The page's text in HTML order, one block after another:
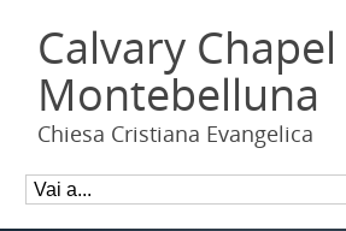
Calvary Chapel
Montebelluna
Chiesa Cristiana Evangelica